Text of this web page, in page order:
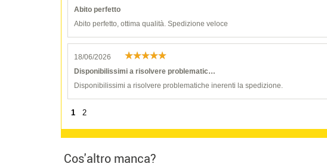
Abito perfetto
Abito perfetto, ottima qualità. Spedizione veloce
18/06/2026
Disponibilissimi a risolvere problematic…
Disponibilissimi a risolvere problematiche inerenti la spedizione.
1 2
Cos'altro manca?